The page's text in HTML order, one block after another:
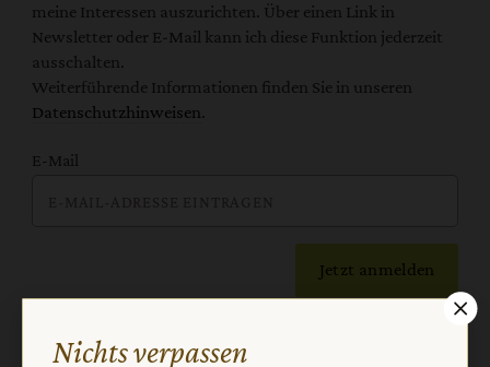
meine Interessen auszurichten. Über einen Link in
Newsletter oder E-Mail kann ich diese Funktion jederzeit
ausschalten.
Weiterführende Informationen finden Sie in unseren
Datenschutzhinweisen.
E-Mail
Jetzt anmelden
Nichts verpassen